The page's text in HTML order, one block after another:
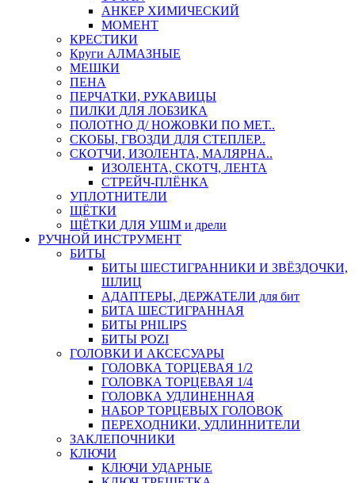
АНКЕР ХИМИЧЕСКИЙ
МОМЕНТ
КРЕСТИКИ
Круги АЛМАЗНЫЕ
МЕШКИ
ПЕНА
ПЕРЧАТКИ, РУКАВИЦЫ
ПИЛКИ ДЛЯ ЛОБЗИКА
ПОЛОТНО Д/ НОЖОВКИ ПО МЕТ..
СКОБЫ, ГВОЗДИ ДЛЯ СТЕПЛЕР..
СКОТЧИ, ИЗОЛЕНТА, МАЛЯРНА..
ИЗОЛЕНТА, СКОТЧ, ЛЕНТА
СТРЕЙЧ-ПЛЁНКА
УПЛОТНИТЕЛИ
ЩЁТКИ
ЩЁТКИ ДЛЯ УШМ и дрели
РУЧНОЙ ИНСТРУМЕНТ
БИТЫ
БИТЫ ШЕСТИГРАННИКИ И ЗВЁЗДОЧКИ,
ШЛИЦ
АДАПТЕРЫ, ДЕРЖАТЕЛИ для бит
БИТА ШЕСТИГРАННАЯ
БИТЫ PHILIPS
БИТЫ POZI
ГОЛОВКИ И АКСЕСУАРЫ
ГОЛОВКА ТОРЦЕВАЯ 1/2
ГОЛОВКА ТОРЦЕВАЯ 1/4
ГОЛОВКА УДЛИНЕННАЯ
НАБОР ТОРЦЕВЫХ ГОЛОВОК
ПЕРЕХОДНИКИ, УДЛИННИТЕЛИ
ЗАКЛЕПОЧНИКИ
КЛЮЧИ
КЛЮЧИ УДАРНЫЕ